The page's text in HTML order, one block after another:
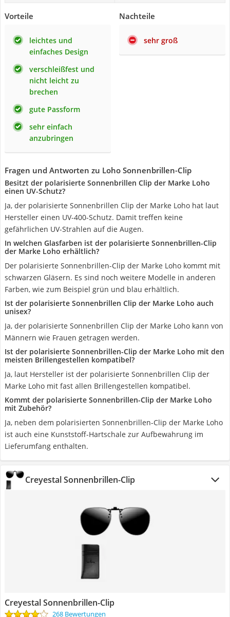
Vorteile
leichtes und
einfaches Design
verschleißfest und
nicht leicht zu
brechen
gute Passform
sehr einfach
anzubringen
Nachteile
sehr groß
Fragen und Antworten zu Loho Sonnenbrillen-Clip
Besitzt der polarisierte Sonnenbrillen Clip der Marke Loho
einen UV-Schutz?
Ja, der polarisierte Sonnenbrillen Clip der Marke Loho hat laut
Hersteller einen UV-400-Schutz. Damit treffen keine
gefährlichen UV-Strahlen auf die Augen.
In welchen Glasfarben ist der polarisierte Sonnenbrillen-Clip
der Marke Loho erhältlich?
Der polarisierte Sonnenbrillen-Clip der Marke Loho kommt mit
schwarzen Gläsern. Es sind noch weitere Modelle in anderen
Farben, wie zum Beispiel grün und blau erhältlich.
Ist der polarisierte Sonnenbrillen Clip der Marke Loho auch
unisex?
Ja, der polarisierte Sonnenbrillen Clip der Marke Loho kann von
Männern wie Frauen getragen werden.
Ist der polarisierte Sonnenbrillen-Clip der Marke Loho mit den
meisten Brillengestellen kompatibel?
Ja, laut Hersteller ist der polarisierte Sonnenbrillen Clip der
Marke Loho mit fast allen Brillengestellen kompatibel.
Kommt der polarisierte Sonnenbrillen-Clip der Marke Loho
mit Zubehör?
Ja, neben dem polarisierten Sonnenbrillen-Clip der Marke Loho
ist auch eine Kunststoff-Hartschale zur Aufbewahrung im
Lieferumfang enthalten.
Creyestal Sonnenbrillen-Clip
Creyestal Sonnenbrillen-Clip
268 Bewertungen